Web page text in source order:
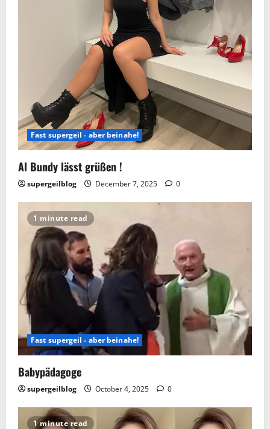
Fast supergeil - aber beinahe!
Al Bundy lässt grüßen !
supergeilblog December 7, 2025 0
1 minute read
Fast supergeil - aber beinahe!
Babypädagoge
supergeilblog October 4, 2025 0
1 minute read